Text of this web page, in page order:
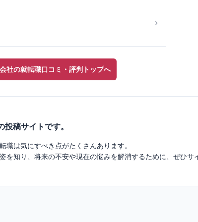
›
社の就転職口コミ・評判トップへ
稿サイトです。
は気にすべき点がたくさんあります。
知り、将来の不安や現在の悩みを解消するために、ぜひサ